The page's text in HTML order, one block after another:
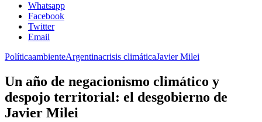
Whatsapp
Facebook
Twitter
Email
PolíticaambienteArgentinacrisis climáticaJavier Milei
Un año de negacionismo climático y
despojo territorial: el desgobierno de
Javier Milei